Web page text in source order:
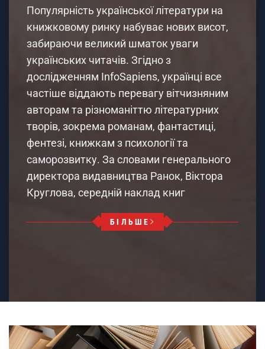
Популярність української літератури на
книжковому ринку набуває нових висот,
забираючи великий шматок уваги
українських читачів. Згідно з
дослідженням InfoSapiens, українці все
частіше віддають перевагу вітчизняним
авторам та різноманіттю літературних
творів, зокрема романам, фантастиці,
фентезі, книжкам з психології та
саморозвитку. За словами генерального
директора видавництва Ранок, Віктора
Круглова, середній наклад книг
БІЛЬШЕ